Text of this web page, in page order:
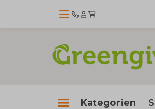
Kategorien